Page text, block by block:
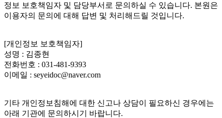
정보 보호책임자 및 담당부서로 문의하실 수 있습니다. 본원은
이용자의 문의에 대해 답변 및 처리해드릴 것입니다.
[개인정보 보호책임자]
성명 : 김종현
전화번호 : 031-481-9393
이메일 : seyeidoc@naver.com
기타 개인정보침해에 대한 신고나 상담이 필요하신 경우에는
아래 기관에 문의하시기 바랍니다.